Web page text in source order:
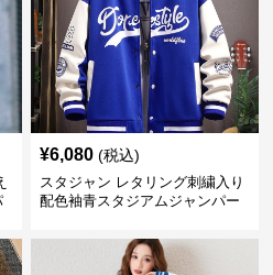
¥6,080 (税込)
スタジャン レタリング刺繍入り
配色袖青スタジアムジャンパー